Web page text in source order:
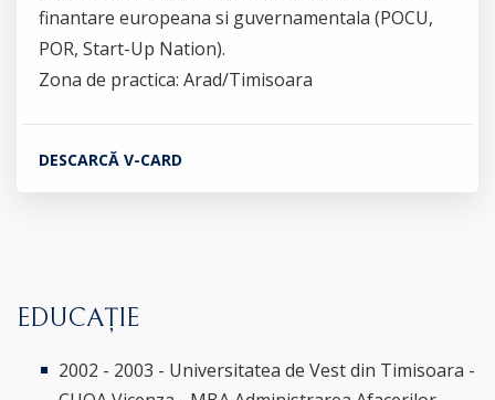
finantare europeana si guvernamentala (POCU,
POR, Start-Up Nation).
Zona de practica: Arad/Timisoara
DESCARCĂ V-CARD
EDUCAȚIE
2002 - 2003 - Universitatea de Vest din Timisoara -